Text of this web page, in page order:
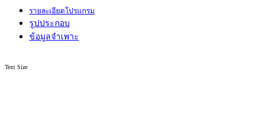
รายละเอียดโปรแกรม
รูปประกอบ
ข้อมูลจำเพาะ
Text Size